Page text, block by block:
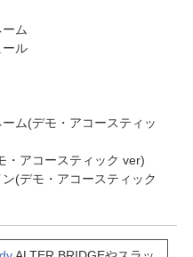
ム
ル
ム(デモ・アコースティッ
・アコースティック ver)
(デモ・アコースティック